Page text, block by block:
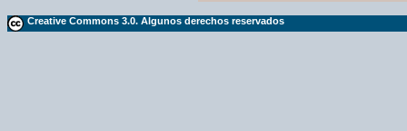
Creative Commons 3.0. Algunos derechos reservados